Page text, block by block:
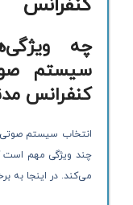
کنفرانس
چه
سیستم
کنفرانس
انتخاب سیستم صوتی
چند ویژگی مهم است
می‌کند. در اینجا به